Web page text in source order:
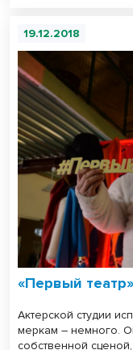
19.12.2018
«Первый
Актерской студии
меркам – немного.
собственной